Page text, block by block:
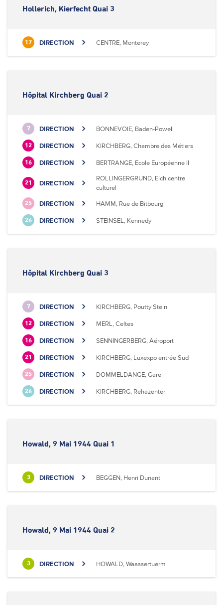
Hollerich, Kierfecht Quai 3
17 DIRECTION CENTRE, Monterey
Hôpital Kirchberg Quai 2
7 DIRECTION BONNEVOIE, Baden-Powell
12 DIRECTION KIRCHBERG, Chambre des Métiers
16 DIRECTION BERTRANGE, Ecole Européenne II
21 DIRECTION
ROLLINGERGRUND, Eich centre
culturel
25 DIRECTION HAMM, Rue de Bitbourg
26 DIRECTION STEINSEL, Kennedy
Hôpital Kirchberg Quai 3
7 DIRECTION KIRCHBERG, Poutty Stein
12 DIRECTION MERL, Celtes
16 DIRECTION SENNINGERBERG, Aéroport
21 DIRECTION KIRCHBERG, Luxexpo entrée Sud
25 DIRECTION DOMMELDANGE, Gare
26 DIRECTION KIRCHBERG, Rehazenter
Howald, 9 Mai 1944 Quai 1
3 DIRECTION BEGGEN, Henri Dunant
Howald, 9 Mai 1944 Quai 2
3 DIRECTION HOWALD, Waassertuerm